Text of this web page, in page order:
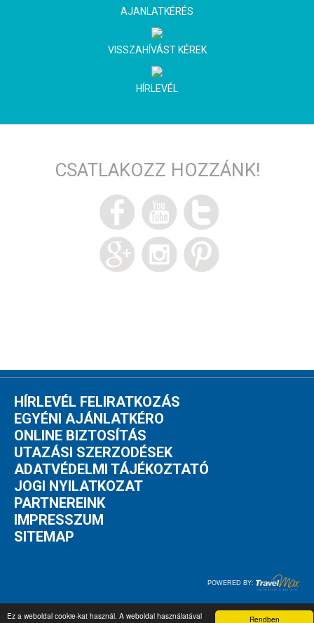
Rendben
Ez a weboldal cookie-kat használ. A weboldal használatával
AJANLATKÉRÉS
VISSZAHÍVÁST KÉREK
HÍRLEVÉL
CSATLAKOZZ HOZZÁNK!
HÍRLEVÉL FELIRATKOZÁS
EGYÉNI AJÁNLATKÉRO
ONLINE BIZTOSÍTÁS
UTAZÁSI SZERZODÉSEK
ADATVÉDELMI TÁJÉKOZTATÓ
JOGI NYILATKOZAT
PARTNEREINK
IMPRESSZUM
SITEMAP
POWERED BY: